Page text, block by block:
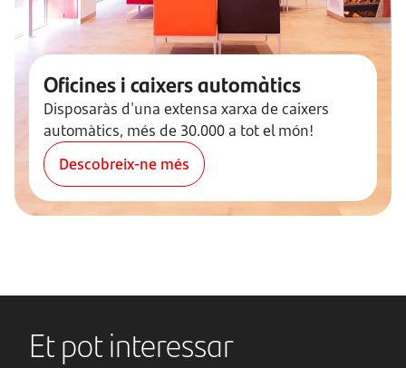
Oficines i caixers automàtics
Disposaràs d'una extensa xarxa de caixers
automàtics, més de 30.000 a tot el món!
Descobreix-ne més
Et pot interessar